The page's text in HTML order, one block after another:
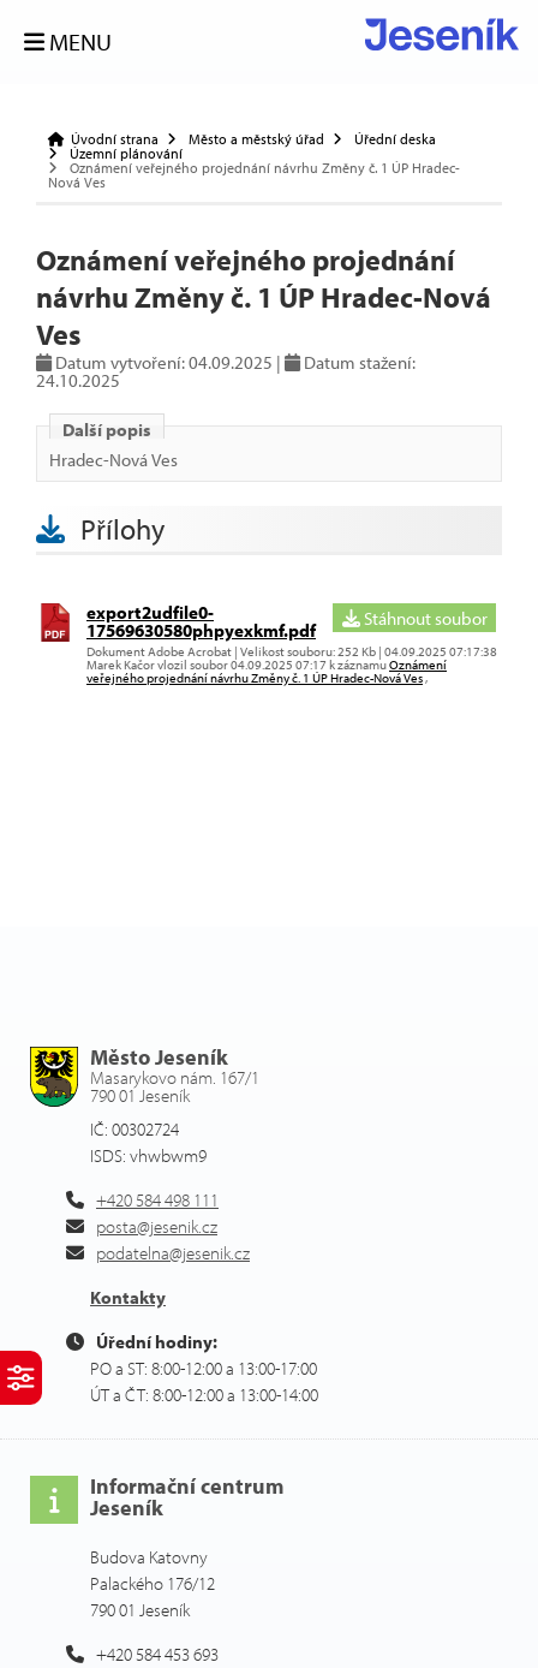
MENU
Úvodní strana Město a městský úřad
Úřední deska
Územní plánování
Oznámení veřejného projednání návrhu Změny č. 1 ÚP Hradec-
Nová Ves
Oznámení veřejného projednání
návrhu Změny č. 1 ÚP Hradec-Nová
Ves
Datum vytvoření: 04.09.2025 | Datum stažení:
24.10.2025
Další popis
Hradec-Nová Ves
Přílohy
Stáhnout soubor
export2udfile0-
17569630580phpyexkmf.pdf
Dokument Adobe Acrobat | Velikost souboru: 252 Kb | 04.09.2025 07:17:38
Marek Kačor vlozil soubor 04.09.2025 07:17 k záznamuOznámení
veřejného projednání návrhu Změny č. 1 ÚP Hradec-Nová Ves,
Město Jeseník
Masarykovo nám. 167/1
790 01 Jeseník
IČ: 00302724
ISDS: vhwbwm9
+420 584 498 111
posta@jesenik.cz
podatelna@jesenik.cz
Kontakty
Úřední hodiny:
PO a ST: 8:00-12:00 a 13:00-17:00
ÚT a ČT: 8:00-12:00 a 13:00-14:00
Informační centrum
Jeseník
Budova Katovny
Palackého 176/12
790 01 Jeseník
+420 584 453 693